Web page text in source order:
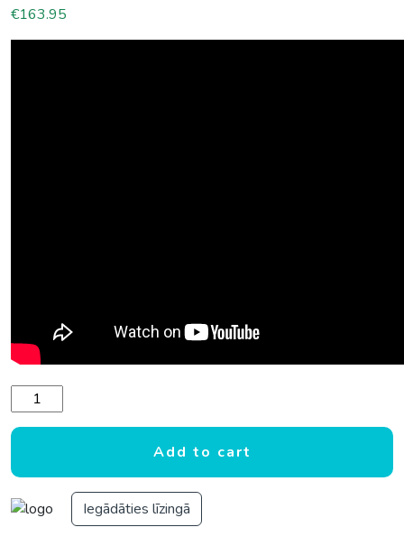
€163.95
Spinera Professional Wild Wave 56 таблетка quantity
Add to cart
Iegādāties līzingā